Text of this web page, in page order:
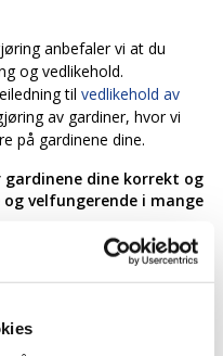
anbefaler vi at du
og vedlikehold.
til vedlikehold av
av gardiner, hvor vi
på gardinene dine.
gardinene dine korrekt og
og velfungerende i mange